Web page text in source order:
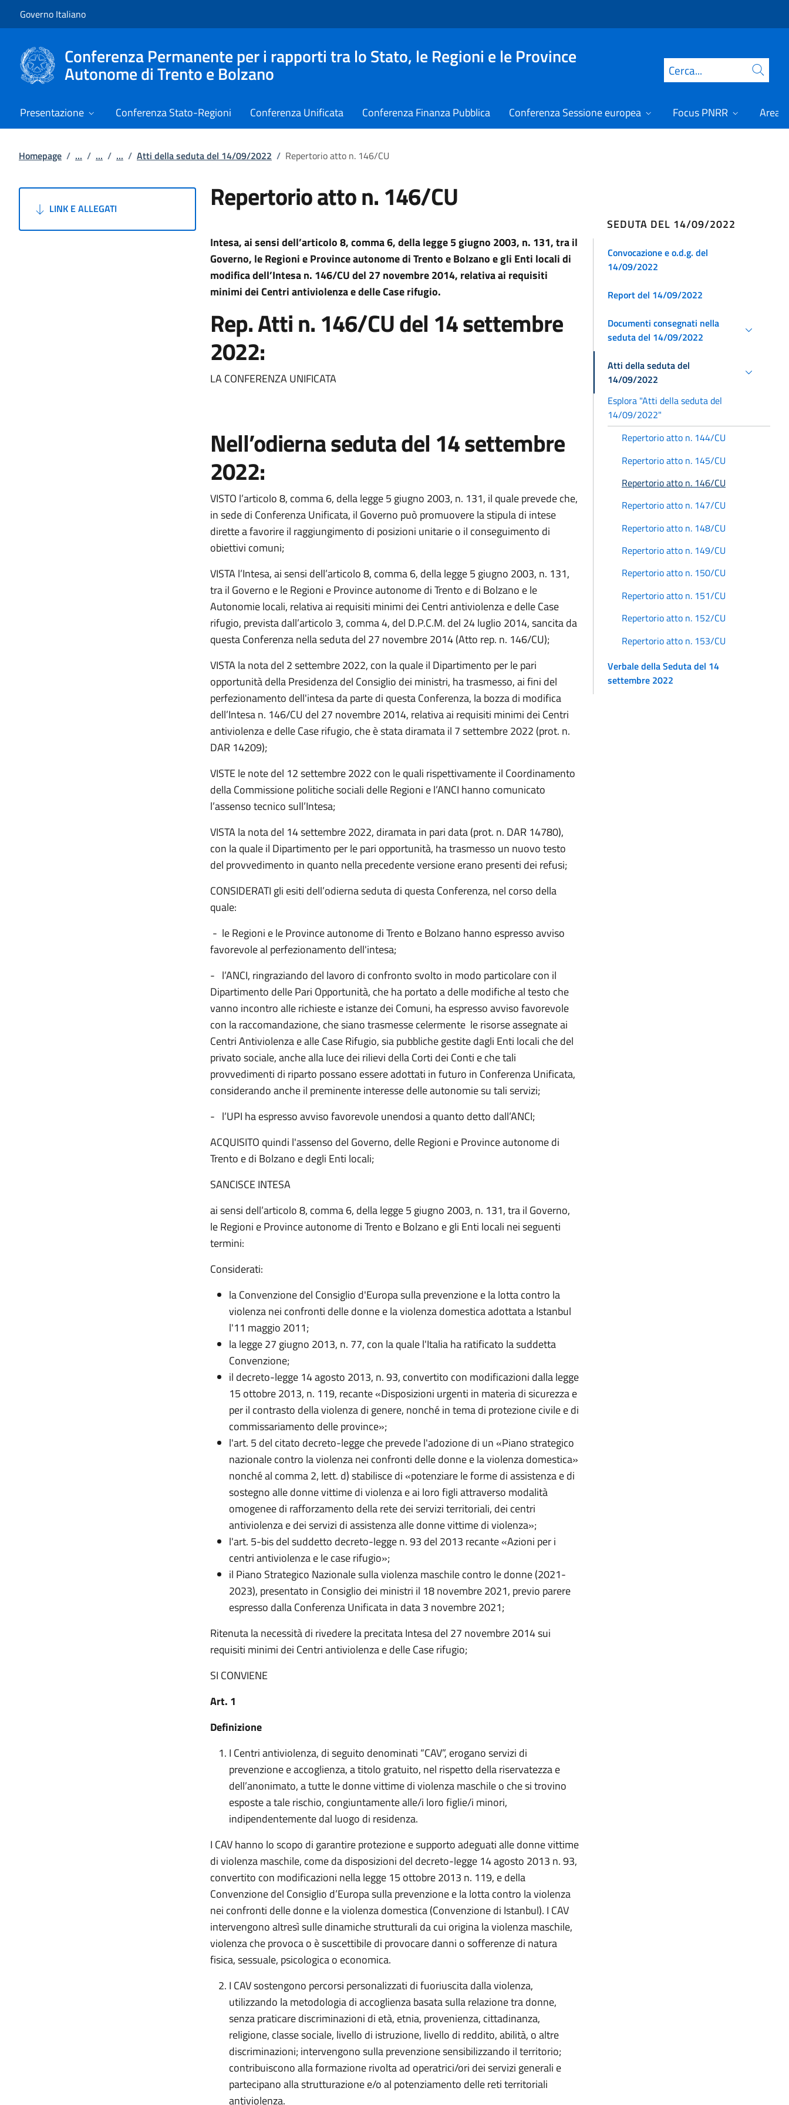
Governo Italiano
Conferenza Permanente per i rapporti tra lo Stato, le Regioni e le Province
Autonome di Trento e Bolzano Cerca
Presentazione Conferenza Stato-Regioni Conferenza Unificata Conferenza Finanza Pubblica Conferenza Sessione europea Focus PNRR Area
Homepage / ... / ... / ... / Atti della seduta del 14/09/2022 / Repertorio atto n. 146/CU
LINK E ALLEGATI Repertorio atto n. 146/CU
Intesa, ai sensi dell’articolo 8, comma 6, della legge 5 giugno 2003, n. 131, tra il
Governo, le Regioni e Province autonome di Trento e Bolzano e gli Enti locali di
modifica dell’Intesa n. 146/CU del 27 novembre 2014, relativa ai requisiti
minimi dei Centri antiviolenza e delle Case rifugio.
Rep. Atti n. 146/CU del 14 settembre
2022:
LA CONFERENZA UNIFICATA
Nell’odierna seduta del 14 settembre
2022:
VISTO l’articolo 8, comma 6, della legge 5 giugno 2003, n. 131, il quale prevede che,
in sede di Conferenza Unificata, il Governo può promuovere la stipula di intese
dirette a favorire il raggiungimento di posizioni unitarie o il conseguimento di
obiettivi comuni;
VISTA l’Intesa, ai sensi dell’articolo 8, comma 6, della legge 5 giugno 2003, n. 131,
tra il Governo e le Regioni e Province autonome di Trento e di Bolzano e le
Autonomie locali, relativa ai requisiti minimi dei Centri antiviolenza e delle Case
rifugio, prevista dall’articolo 3, comma 4, del D.P.C.M. del 24 luglio 2014, sancita da
questa Conferenza nella seduta del 27 novembre 2014 (Atto rep. n. 146/CU);
VISTA la nota del 2 settembre 2022, con la quale il Dipartimento per le pari
opportunità della Presidenza del Consiglio dei ministri, ha trasmesso, ai fini del
perfezionamento dell'intesa da parte di questa Conferenza, la bozza di modifica
dell’Intesa n. 146/CU del 27 novembre 2014, relativa ai requisiti minimi dei Centri
antiviolenza e delle Case rifugio, che è stata diramata il 7 settembre 2022 (prot. n.
DAR 14209);
VISTE le note del 12 settembre 2022 con le quali rispettivamente il Coordinamento
della Commissione politiche sociali delle Regioni e l’ANCI hanno comunicato
l’assenso tecnico sull’Intesa;
VISTA la nota del 14 settembre 2022, diramata in pari data (prot. n. DAR 14780),
con la quale il Dipartimento per le pari opportunità, ha trasmesso un nuovo testo
del provvedimento in quanto nella precedente versione erano presenti dei refusi;
CONSIDERATI gli esiti dell’odierna seduta di questa Conferenza, nel corso della
quale:
- leRegioni e le Province autonome di Trento e Bolzano hanno espresso avviso
favorevole al perfezionamento dell'intesa;
- l’ANCI, ringraziando del lavoro di confronto svolto in modo particolare con il
Dipartimento delle Pari Opportunità, che ha portato a delle modifiche al testo che
vanno incontro alle richieste e istanze dei Comuni, ha espresso avviso favorevole
con la raccomandazione, che siano trasmesse celermente le risorse assegnate ai
Centri Antiviolenza e alle Case Rifugio, sia pubbliche gestite dagli Enti locali che del
privato sociale, anche alla luce dei rilievi della Corti dei Conti e che tali
provvedimenti di riparto possano essere adottati in futuro in Conferenza Unificata,
considerando anche il preminente interesse delle autonomie su tali servizi;
- l’UPI ha espresso avviso favorevole unendosi a quanto detto dall’ANCI;
ACQUISITO quindi l'assenso del Governo, delle Regioni e Province autonome di
Trento e di Bolzano e degli Enti locali;
SANCISCE INTESA
ai sensi dell’articolo 8, comma 6, della legge 5 giugno 2003, n. 131, tra il Governo,
le Regioni e Province autonome di Trento e Bolzano e gli Enti locali nei seguenti
termini:
Considerati:
la Convenzione del Consiglio d'Europa sulla prevenzione e la lotta contro la
violenza nei confronti delle donne e la violenza domestica adottata a Istanbul
l'11 maggio 2011;
la legge 27 giugno 2013, n. 77, con la quale l'Italia ha ratificato la suddetta
Convenzione;
il decreto-legge 14 agosto 2013, n. 93, convertito con modificazioni dalla legge
15 ottobre 2013, n. 119, recante «Disposizioni urgenti in materia di sicurezza e
per il contrasto della violenza di genere, nonché in tema di protezione civile e di
commissariamento delle province»;
l'art. 5 del citato decreto-legge che prevede l'adozione di un «Piano strategico
nazionale contro la violenza nei confronti delle donne e la violenza domestica»
nonché al comma 2, lett. d) stabilisce di «potenziare le forme di assistenza e di
sostegno alle donne vittime di violenza e ai loro figli attraverso modalità
omogenee di rafforzamento della rete dei servizi territoriali, dei centri
antiviolenza e dei servizi di assistenza alle donne vittime di violenza»;
l'art. 5-bis del suddetto decreto-legge n. 93 del 2013 recante «Azioni per i
centri antiviolenza e le case rifugio»;
il Piano Strategico Nazionale sulla violenza maschile contro le donne (2021-
2023), presentato in Consiglio dei ministri il 18 novembre 2021, previo parere
espresso dalla Conferenza Unificata in data 3 novembre 2021;
Ritenuta la necessità di rivedere la precitata Intesa del 27 novembre 2014 sui
requisiti minimi dei Centri antiviolenza e delle Case rifugio;
SI CONVIENE
Art. 1
Definizione
I Centri antiviolenza, di seguito denominati “CAV”, erogano servizi di
prevenzione e accoglienza, a titolo gratuito, nel rispetto della riservatezza e
dell’anonimato, a tutte le donne vittime di violenza maschile o che si trovino
esposte a tale rischio, congiuntamente alle/i loro figlie/i minori,
indipendentemente dal luogo di residenza.
I CAV hanno lo scopo di garantire protezione e supporto adeguati alle donne vittime
di violenza maschile, come da disposizioni del decreto-legge 14 agosto 2013 n. 93,
convertito con modificazioni nella legge 15 ottobre 2013 n. 119, e della
Convenzione del Consiglio d’Europa sulla prevenzione e la lotta contro la violenza
nei confronti delle donne e la violenza domestica (Convenzione di Istanbul). I CAV
intervengono altresì sulle dinamiche strutturali da cui origina la violenza maschile,
violenza che provoca o è suscettibile di provocare danni o sofferenze di natura
fisica, sessuale, psicologica o economica.
I CAV sostengono percorsi personalizzati di fuoriuscita dalla violenza,
utilizzando la metodologia di accoglienza basata sulla relazione tra donne,
senza praticare discriminazioni di età, etnia, provenienza, cittadinanza,
religione, classe sociale, livello di istruzione, livello di reddito, abilità, o altre
discriminazioni; intervengono sulla prevenzione sensibilizzando il territorio;
contribuiscono alla formazione rivolta ad operatrici/ori dei servizi generali e
partecipano alla strutturazione e/o al potenziamento delle reti territoriali
antiviolenza.
SEDUTA DEL 14/09/2022
Convocazione e o.d.g. del
14/09/2022
Report del 14/09/2022
Documenti consegnati nella
seduta del 14/09/2022
Atti della seduta del
14/09/2022
Esplora "Atti della seduta del
14/09/2022"
Repertorio atto n. 144/CU
Repertorio atto n. 145/CU
Repertorio atto n. 146/CU
Repertorio atto n. 147/CU
Repertorio atto n. 148/CU
Repertorio atto n. 149/CU
Repertorio atto n. 150/CU
Repertorio atto n. 151/CU
Repertorio atto n. 152/CU
Repertorio atto n. 153/CU
Verbale della Seduta del 14
settembre 2022